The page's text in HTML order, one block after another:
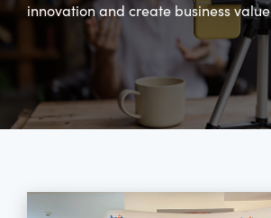
innovation and create business value